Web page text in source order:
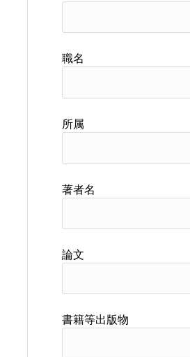
職名
所属
著者名
論文
書籍等出版物